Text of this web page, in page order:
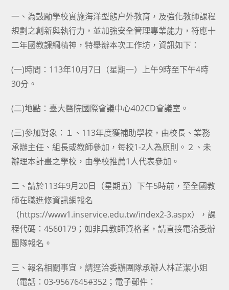
一、為鼓勵學校實施海洋型態户外教育，及強化教師課程
規劃之創新與執行力，並加強安全管理專業能力，符應十
二年國教課綱精神，特舉辦本次工作坊，資訊如下：
(一)時間：113年10月7日（星期一）上午9時至下午4時
30分。
(二)地點：臺大醫院國際會議中心402CD會議室。
(三)參加對象：１、113年度獲補助學校，由校長、業務
承辦主任、組長或教師參加，每校1-2人為原則。２、未
辦理本計畫之學校，由學校推薦1人代表參加。
二、請於113年9月20日（星期五）下午5時前，至全國教
師在職進修資訊網報名
（https://www1.inservice.edu.tw/index2-3.aspx），課
程代碼：4560179；如非具教師資格者，請直接電洽委辦
團隊報名。
三、報名相關事宜，請逕洽委辦團隊承辦人林芷潔小姐
（電話：03-9567645#352；電子郵件：